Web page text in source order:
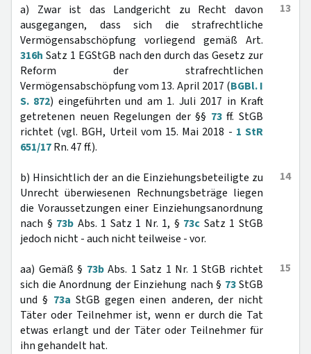
13
a) Zwar ist das Landgericht zu Recht davon
ausgegangen, dass sich die strafrechtliche
Vermögensabschöpfung vorliegend gemäß Art.
316h Satz 1 EGStGB nach den durch das Gesetz zur
Reform der strafrechtlichen
Vermögensabschöpfung vom 13. April 2017 (BGBl. I
S. 872) eingeführten und am 1. Juli 2017 in Kraft
getretenen neuen Regelungen der §§ 73ff. StGB
richtet (vgl. BGH, Urteil vom 15. Mai 2018 - 1 StR
651/17Rn. 47 ff.).
14
b) Hinsichtlich der an die Einziehungsbeteiligte zu
Unrecht überwiesenen Rechnungsbeträge liegen
die Voraussetzungen einer Einziehungsanordnung
nach § 73b Abs. 1 Satz 1 Nr. 1, § 73c Satz 1 StGB
jedoch nicht - auch nicht teilweise - vor.
15
aa) Gemäß § 73bAbs. 1 Satz 1 Nr. 1 StGB richtet
sich die Anordnung der Einziehung nach § 73StGB
und § 73a StGB gegen einen anderen, der nicht
Täter oder Teilnehmer ist, wenn er durch die Tat
etwas erlangt und der Täter oder Teilnehmer für
ihn gehandelt hat.